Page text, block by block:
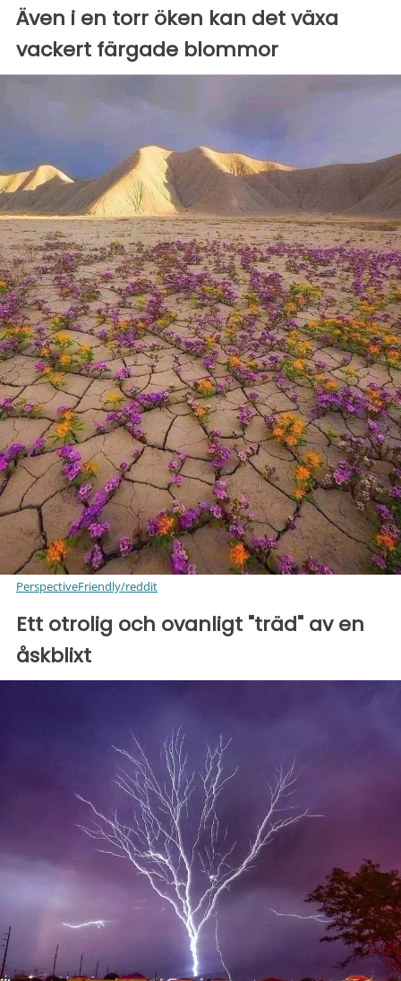
Även i en torr öken kan det växa
vackert färgade blommor
PerspectiveFriendly/reddit
Ett otrolig och ovanligt "träd" av en
åskblixt